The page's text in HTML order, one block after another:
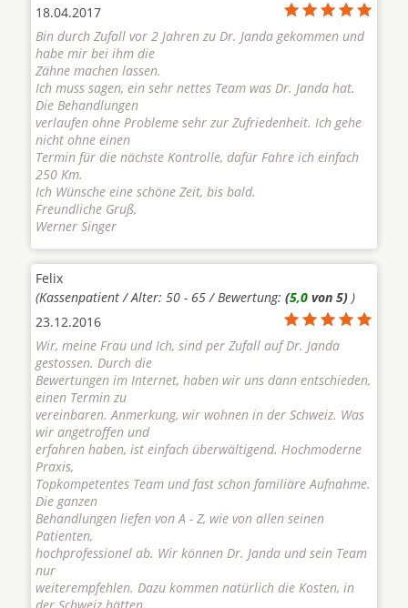
18.04.2017
Bin durch Zufall vor 2 Jahren zu Dr. Janda gekommen und
habe mir bei ihm die
Zähne machen lassen.
Ich muss sagen, ein sehr nettes Team was Dr. Janda hat.
Die Behandlungen
verlaufen ohne Probleme sehr zur Zufriedenheit. Ich gehe
nicht ohne einen
Termin für die nächste Kontrolle, dafür Fahre ich einfach
250 Km.
Ich Wünsche eine schöne Zeit, bis bald.
Freundliche Gruß,
Werner Singer
Felix
(Kassenpatient / Alter: 50 - 65 / Bewertung: (5,0 von 5) )
23.12.2016
Wir, meine Frau und Ich, sind per Zufall auf Dr. Janda
gestossen. Durch die
Bewertungen im Internet, haben wir uns dann entschieden,
einen Termin zu
vereinbaren. Anmerkung, wir wohnen in der Schweiz. Was
wir angetroffen und
erfahren haben, ist einfach überwältigend. Hochmoderne
Praxis,
Topkompetentes Team und fast schon familiäre Aufnahme.
Die ganzen
Behandlungen liefen von A - Z, wie von allen seinen
Patienten,
hochprofessionel ab. Wir können Dr. Janda und sein Team
nur
weiterempfehlen. Dazu kommen natürlich die Kosten, in
der Schweiz hätten